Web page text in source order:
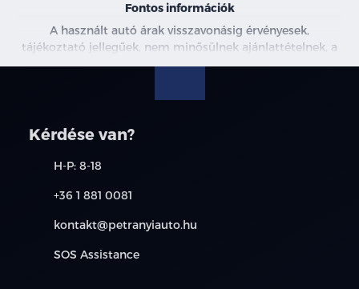
GPS (navigáció)
immobiliser
rádiós magnó
szervokormány
Fontos információk
A használt autó árak visszavonásig érvényesek,
tájékoztató jellegűek, nem minősülnek ajánlattételnek, a
képek csak illusztrációk. További információkért kérjen
Kérdése van?
H-P: 8-18
+36 1 881 0081
kontakt@petranyiauto.hu
SOS Assistance